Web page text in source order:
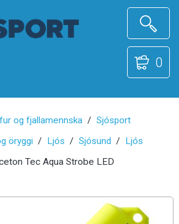
0
og fjallamennska
Sjósport
öryggi
Ljós Sjósund
Ljós
Tec Aqua Strobe LED